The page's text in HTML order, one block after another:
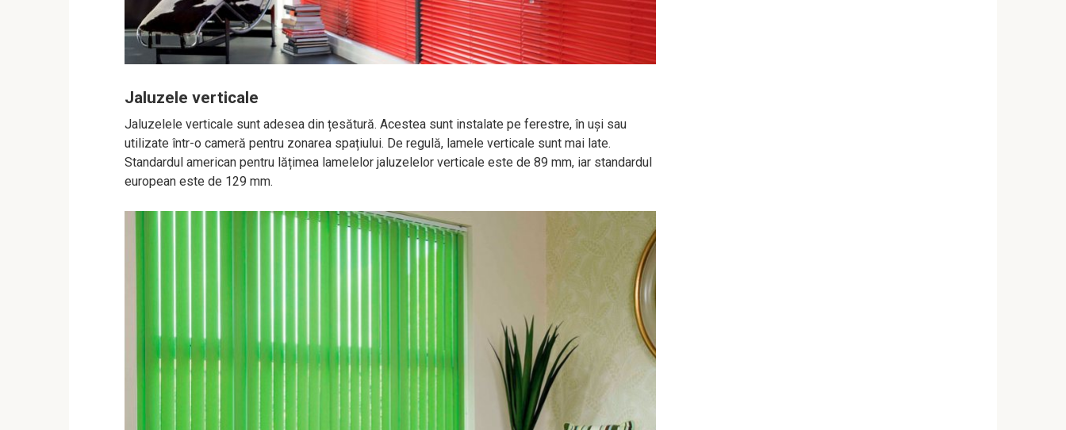
Jaluzele verticale
Jaluzelele verticale sunt adesea din țesătură. Acestea sunt instalate pe ferestre, în uși sau
utilizate într-o cameră pentru zonarea spațiului. De regulă, lamele verticale sunt mai late.
Standardul american pentru lățimea lamelelor jaluzelelor verticale este de 89 mm, iar standardul
european este de 129 mm.